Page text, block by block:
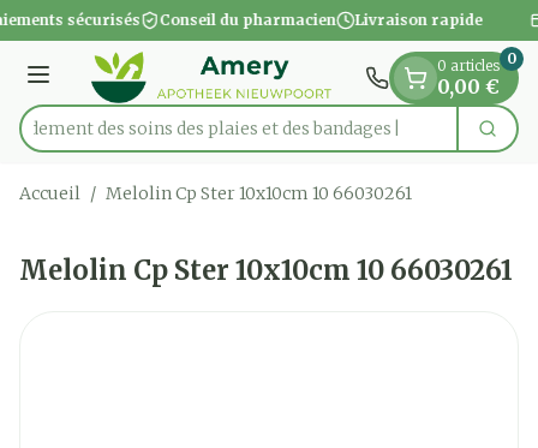
Aller au contenu
1 de 1
sécurisés Conseil du pharmacien Livraison rapide
Menu
Rechercherdes soins des plaies et des bandages
0 articles
0,00 €
0
Accueil / Melolin Cp Ster 10x10cm 10 66030261
Melolin Cp Ster 10x10cm 10 66030261